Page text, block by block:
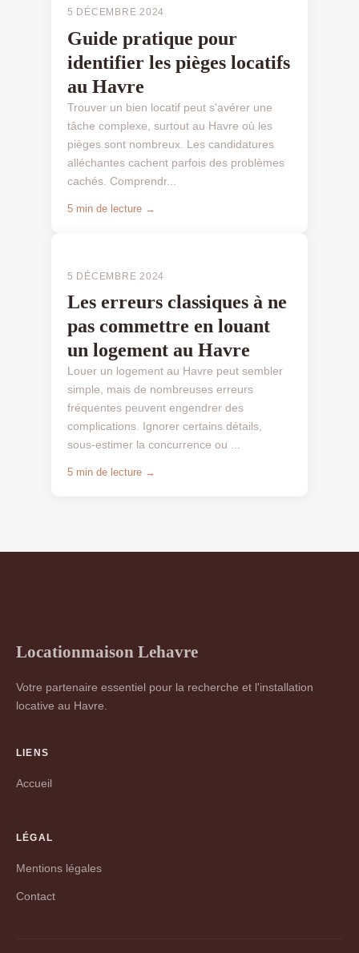
5 DÉCEMBRE 2024
Guide pratique pour
identifier les pièges locatifs
au Havre
Trouver un bien locatif peut s'avérer une
tâche complexe, surtout au Havre où les
pièges sont nombreux. Les candidatures
alléchantes cachent parfois des problèmes
cachés. Comprendr...
5 min de lecture →
5 DÉCEMBRE 2024
Les erreurs classiques à ne
pas commettre en louant
un logement au Havre
Louer un logement au Havre peut sembler
simple, mais de nombreuses erreurs
fréquentes peuvent engendrer des
complications. Ignorer certains détails,
sous-estimer la concurrence ou ...
5 min de lecture →
Locationmaison Lehavre
Votre partenaire essentiel pour la recherche et l'installation
locative au Havre.
LIENS
Accueil
LÉGAL
Mentions légales
Contact